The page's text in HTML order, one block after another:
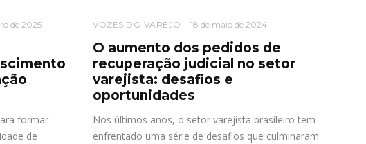
de 2025
formar
de
VOZES DO VAREJO 18 de maio de 2024
O aumento dos pedidos de
recuperação judicial no setor
varejista: desafios e
oportunidades
Nos últimos anos, o setor varejista brasileiro tem
enfrentado uma série de desafios que culminaram